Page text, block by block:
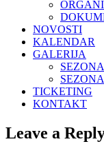
NOVOSTI
KALENDAR
GALERIJA
TICKETING
KONTAKT
Leave a